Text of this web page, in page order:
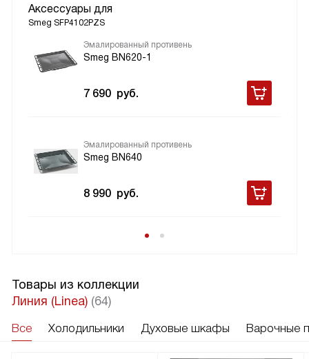
Аксессуары для
Smeg SFP4102PZS
Эмалированный противень
Smeg BN620-1
7 690 руб.
Эмалированный противень
Smeg BN640
8 990 руб.
Товары из коллекции
Линия (Linea) (64)
Все Холодильники Духовые шкафы Варочные